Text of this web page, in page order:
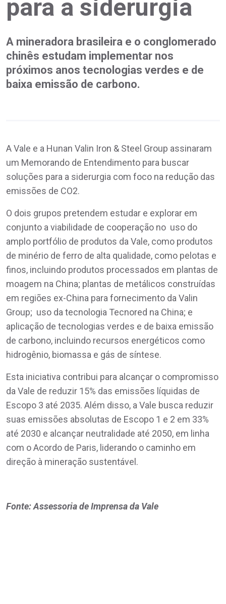
para a siderurgia
A mineradora brasileira e o conglomerado
chinês estudam implementar nos
próximos anos tecnologias verdes e de
baixa emissão de carbono.
A Vale e a Hunan Valin Iron & Steel Group assinaram
um Memorando de Entendimento para buscar
soluções para a siderurgia com foco na redução das
emissões de CO2.
O dois grupos pretendem estudar e explorar em
conjunto a viabilidade de cooperação no uso do
amplo portfólio de produtos da Vale, como produtos
de minério de ferro de alta qualidade, como pelotas e
finos, incluindo produtos processados em plantas de
moagem na China; plantas de metálicos construídas
em regiões ex-China para fornecimento da Valin
Group; uso da tecnologia Tecnored na China; e
aplicação de tecnologias verdes e de baixa emissão
de carbono, incluindo recursos energéticos como
hidrogênio, biomassa e gás de síntese.
Esta iniciativa contribui para alcançar o compromisso
da Vale de reduzir 15% das emissões líquidas de
Escopo 3 até 2035. Além disso, a Vale busca reduzir
suas emissões absolutas de Escopo 1 e 2 em 33%
até 2030 e alcançar neutralidade até 2050, em linha
com o Acordo de Paris, liderando o caminho em
direção à mineração sustentável.
Fonte: Assessoria de Imprensa da Vale